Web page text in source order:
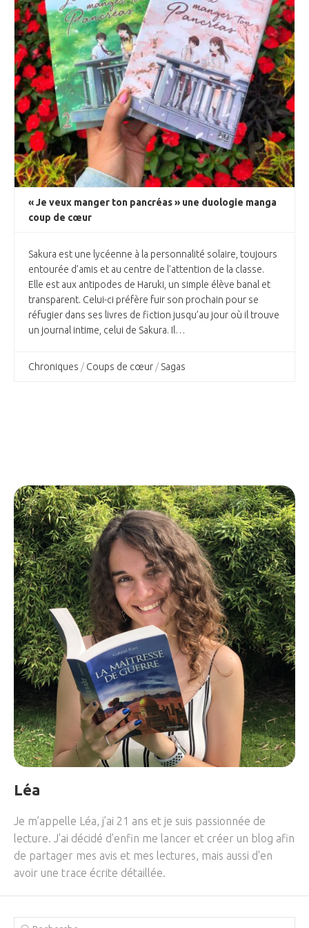
« Je veux manger ton pancréas » une duologie manga
coup de cœur
Sakura est une lycéenne à la personnalité solaire, toujours
entourée d’amis et au centre de l’attention de la classe.
Elle est aux antipodes de Haruki, un simple élève banal et
transparent. Celui-ci préfère fuir son prochain pour se
réfugier dans ses livres de fiction jusqu’au jour où il trouve
un journal intime, celui de Sakura. Il…
Chroniques / Coups de cœur / Sagas
Léa
Je m’appelle Léa, j’ai 21 ans et je suis passionnée de
lecture. J'ai décidé d'enfin me lancer et créer un blog afin
de partager mes avis et mes lectures, mais aussi d'en
avoir une trace écrite détaillée.